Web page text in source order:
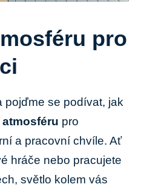
pro
pojďme se podívat, jak
pro
a pracovní chvíle. Ať
hráče nebo pracujete
světlo kolem vás